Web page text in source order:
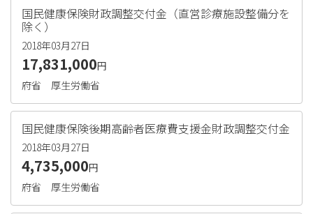
国民健康保険財政調整交付金（直営診療施設整備分を
除く）
2018年03月27日
17,831,000円
府省
厚生労働省
国民健康保険後期高齢者医療費支援金財政調整交付金
2018年03月27日
4,735,000円
府省
厚生労働省